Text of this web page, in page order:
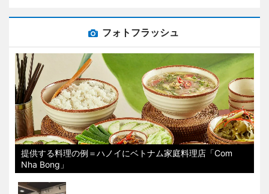
フォトフラッシュ
提供する料理の例＝ハノイにベトナム家庭料理店「Com
Nha Bong」